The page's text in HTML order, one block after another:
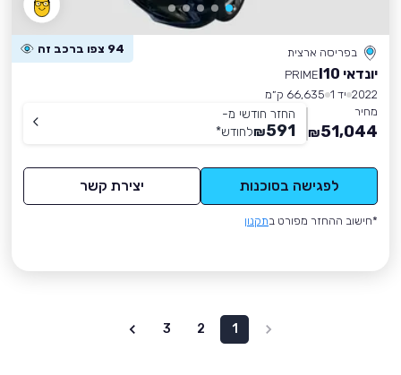
בפריסה ארצית 94 צפו ברכב זה
יונדאי I10
PRIME
2022 יד 1
66,635 ק״מ
מחיר
51,044
₪
החזר חודשי מ-
591
₪לחודש*
לפגישה בסוכנות יצירת קשר
*חישוב ההחזר מפורט בתקנון
1
2
3